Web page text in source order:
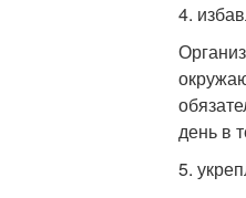
4.
день в
5.